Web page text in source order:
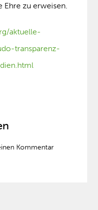
Ehre zu erweisen.
aktuelle-
transparenz-
Kommentar